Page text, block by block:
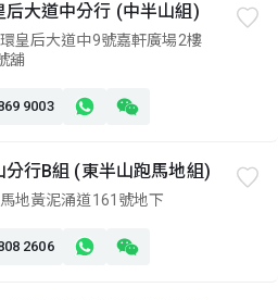
后大道中分行 (中半山組)
皇后大道中9號嘉軒廣場2樓
舖
9003
分行B組 (東半山跑馬地組)
地黃泥涌道161號地下
2606